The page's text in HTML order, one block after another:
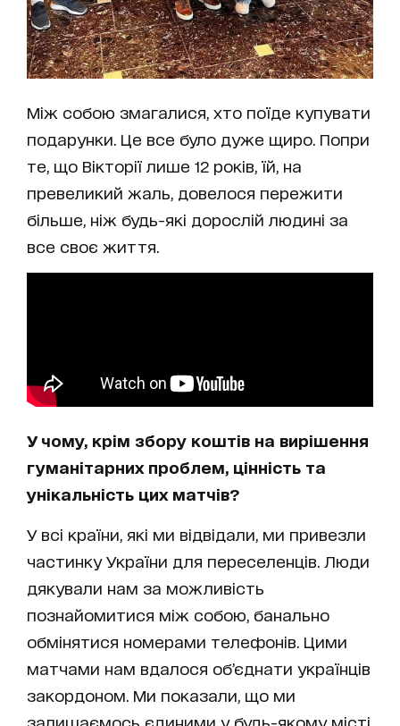
Між собою змагалися, хто поїде купувати
подарунки. Це все було дуже щиро. Попри
те, що Вікторії лише 12 років, їй, на
превеликий жаль, довелося пережити
більше, ніж будь-які дорослій людині за
все своє життя.
У чому, крім збору коштів на вирішення
гуманітарних проблем, цінність та
унікальність цих матчів?
У всі країни, які ми відвідали, ми привезли
частинку України для переселенців. Люди
дякували нам за можливість
познайомитися між собою, банально
обмінятися номерами телефонів. Цими
матчами нам вдалося об’єднати українців
закордоном. Ми показали, що ми
залишаємось єдиними у будь-якому місті